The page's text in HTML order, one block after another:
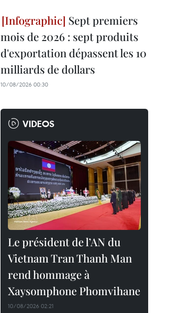
Sept premiers
mois de 2026 : sept produits
d'exportation dépassent les 10
milliards de dollars
10/08/2026 00:30
VIDEOS
Le président de l’AN du
Vietnam Tran Thanh Man
rend hommage à
Xaysomphone Phomvihane
10/08/2026 02:21